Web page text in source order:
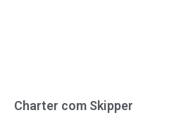
Charter com Skipper